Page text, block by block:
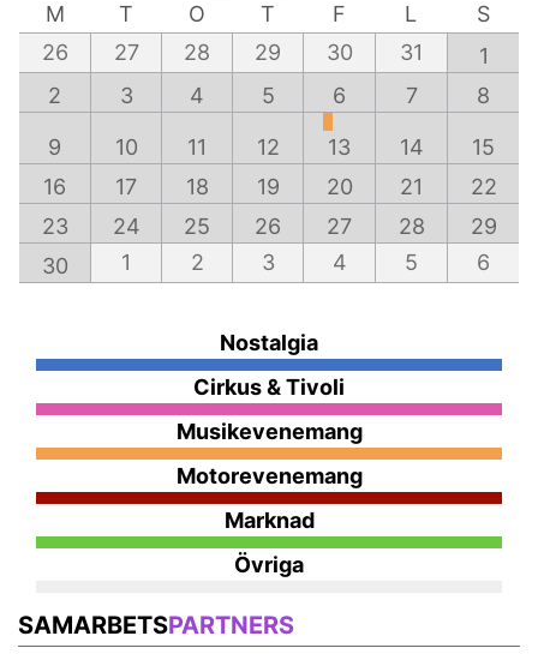
M
T O T F L
S
26
27 28 29 30 31
1
2
3 4 5 6 7 8
9 10 11 12 13 14
15
16
17 18 19 20 21
22
23
24 25 26 27 28
29
30
1 2 3 4 5 6
Nostalgia
Cirkus & Tivoli
Musikevenemang
Motorevenemang
Marknad
Övriga
SAMARBETSPARTNERS